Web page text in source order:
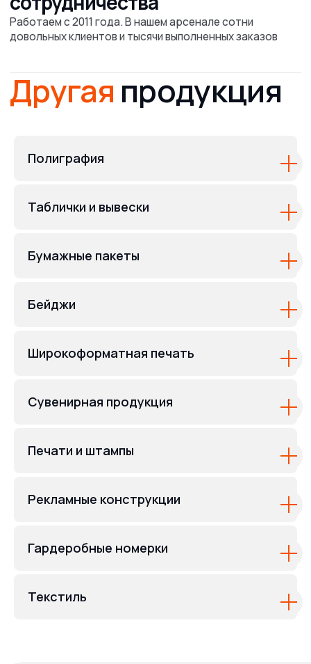
Полиграфия
Таблички и вывески
Бумажные пакеты
Бейджи
Широкоформатная печать
Сувенирная продукция
Печати и штампы
Рекламные конструкции
Гардеробные номерки
Текстиль